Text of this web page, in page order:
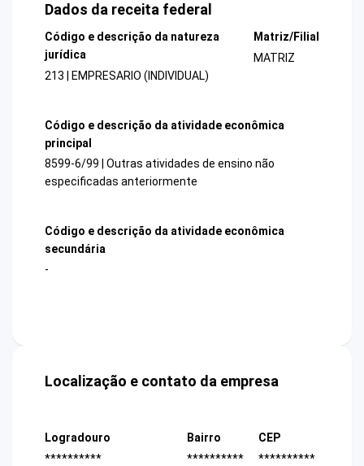
Dados da receita federal
Código e descrição da natureza
jurídica
213 | EMPRESARIO (INDIVIDUAL)
Matriz/Filial
MATRIZ
Código e descrição da atividade econômica
principal
8599-6/99 | Outras atividades de ensino não
especificadas anteriormente
Código e descrição da atividade econômica
secundária
-
Localização e contato da empresa
Logradouro
**********
Bairro
**********
CEP
**********